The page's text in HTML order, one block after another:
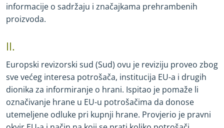
informacije o sadržaju i značajkama prehrambenih
proizvoda.
II.
Europski revizorski sud (Sud) ovu je reviziju proveo zbog
sve većeg interesa potrošača, institucija EU-a i drugih
dionika za informiranje o hrani. Ispitao je pomaže li
označivanje hrane u EU-u potrošačima da donose
utemeljene odluke pri kupnji hrane. Provjerio je pravni